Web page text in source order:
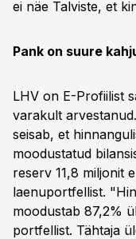
ei näe Talviste, et
Pank on suure
LHV on E-Profiilist
varakult
seisab, et
moodustatud
reserv 11,8 miljonit
laenuportfellist.
moodustab 87,2%
portfellist. Tähtaja